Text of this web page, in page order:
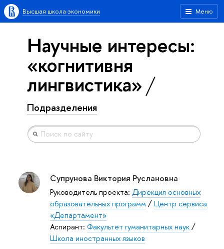
Меню
Высшая школа экономики
Научные интересы:
«когнитивня
лингвистика»
Подразделения
Супрунова Виктория Руслановна
Руководитель проекта: Дирекция основных
образовательных программ /Центр сервиса
«Департамент»
Аспирант: Факультет гуманитарных наук/
Школа иностранных языков